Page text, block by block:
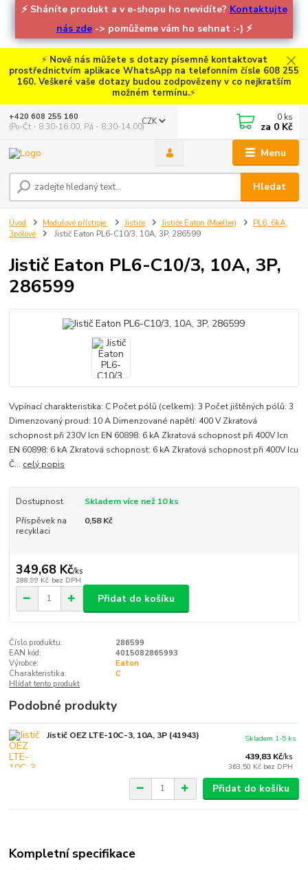
⚡ Sháníte produkt a v e-shopu ho nevidíte? Kontaktujte
nás zde-> pomůžeme vám ho sehnat :-) ⚡
⚡ Nově nás můžete s dotazy písemně kontaktovat
prostřednictvím aplikace WhatsApp na telefonním čísle 608 255
160. Veškeré vaše dotazy budou zodpovězeny v co nejkratším
možném termínu.⚡
Menu
CZK
Hledat
+420 608 255 160
(Po-Čt - 8:30-16:00, Pá - 8:30-14:00)
0 ks
za 0 Kč
Úvod Modulové přístroje Jističe Jističe Eaton (Moeller)
PL6, 6kA,
3pólové
Jistič Eaton PL6-C10/3, 10A, 3P, 286599
Jistič Eaton PL6-C10/3, 10A, 3P,
286599
Vypínací charakteristika: C Počet pólů (celkem): 3 Počet jištěných pólů: 3
Dimenzovaný proud: 10 A Dimenzované napětí: 400 V Zkratová
schopnost při 230V Icn EN 60898: 6 kA Zkratová schopnost při 400V Icn
EN 60898: 6 kA Zkratová schopnost: 6 kA Zkratová schopnost při 400V Icu
Č... celý popis
Dostupnost
Skladem více než 10 ks
Příspěvek na
recyklaci
0,58 Kč
349,68 Kč/ks
288,99 Kč bez DPH
Přidat do košíku
Číslo produktu:
286599
EAN kód:
4015082865993
Výrobce:
Eaton
Charakteristika:
C
Hlídat tento produkt
Podobné produkty
Jistič OEZ LTE-10C-3, 10A, 3P (41943)
439,83 Kč/ks
363,50 Kč bez DPH
Skladem 1-5 ks
Přidat do košíku
Kompletní specifikace